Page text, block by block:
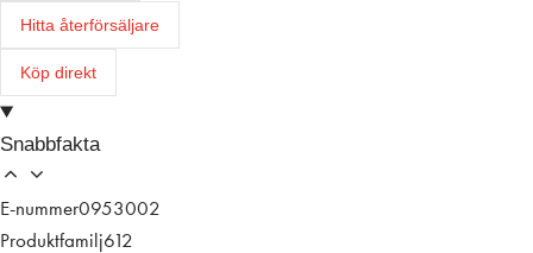
Hitta återförsäljare
Köp direkt
Snabbfakta
E-nummer0953002
Produktfamilj612